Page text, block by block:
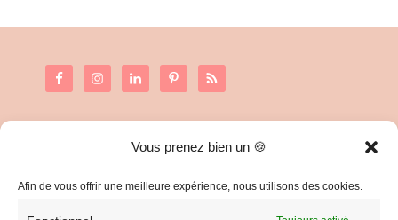
Vous prenez bien un 🍪
Afin de vous offrir une meilleure expérience, nous utilisons des cookies.
C.G.V. et Mentions Légales
Politique de confidentialité